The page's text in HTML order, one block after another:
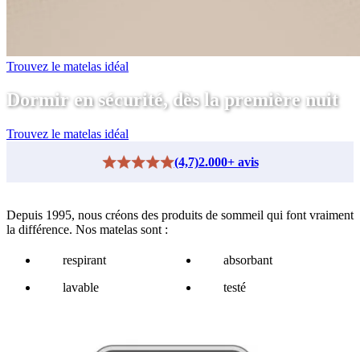
Trouvez le matelas idéal
Dormir en sécurité, dès la première nuit
Trouvez le matelas idéal
(4,7)2.000+ avis
Depuis 1995, nous créons des produits de sommeil qui font vraiment
la différence. Nos matelas sont :
respirant
absorbant
lavable
testé